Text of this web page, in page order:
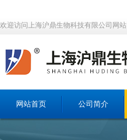
欢迎访问上海沪鼎生物科技有限公司网站
网站首页 公司简介